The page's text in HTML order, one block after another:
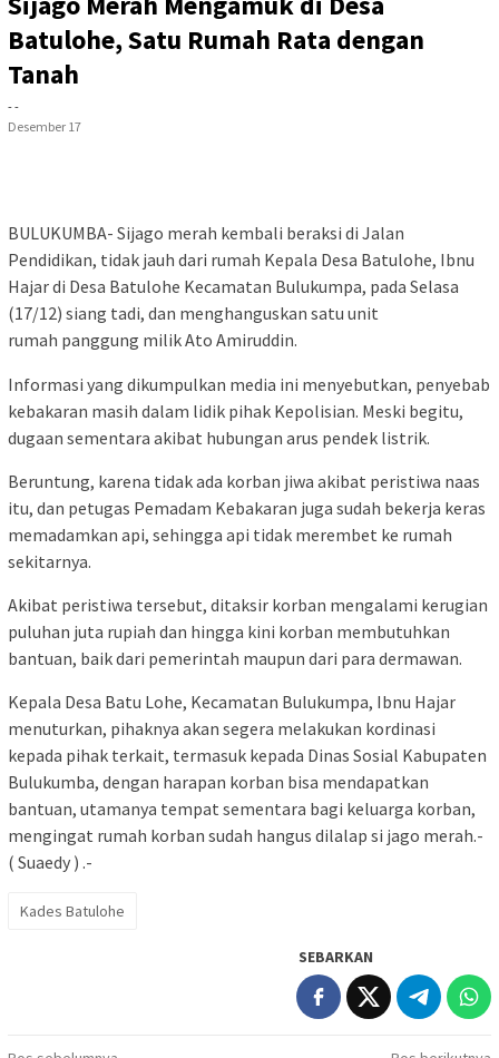
Batulohe, Satu Rumah Rata dengan
Tanah
- -
Desember 17
BULUKUMBA- Sijago merah kembali beraksi di Jalan
Pendidikan, tidak jauh dari rumah Kepala Desa Batulohe, Ibnu
Hajar di Desa Batulohe Kecamatan Bulukumpa, pada Selasa
(17/12) siang tadi, dan menghanguskan satu unit
rumah panggung milik Ato Amiruddin.
Informasi yang dikumpulkan media ini menyebutkan, penyebab
kebakaran masih dalam lidik pihak Kepolisian. Meski begitu,
dugaan sementara akibat hubungan arus pendek listrik.
Beruntung, karena tidak ada korban jiwa akibat peristiwa naas
itu, dan petugas Pemadam Kebakaran juga sudah bekerja keras
memadamkan api, sehingga api tidak merembet ke rumah
sekitarnya.
Akibat peristiwa tersebut, ditaksir korban mengalami kerugian
puluhan juta rupiah dan hingga kini korban membutuhkan
bantuan, baik dari pemerintah maupun dari para dermawan.
Kepala Desa Batu Lohe, Kecamatan Bulukumpa, Ibnu Hajar
menuturkan, pihaknya akan segera melakukan kordinasi
kepada pihak terkait, termasuk kepada Dinas Sosial Kabupaten
Bulukumba, dengan harapan korban bisa mendapatkan
bantuan, utamanya tempat sementara bagi keluarga korban,
mengingat rumah korban sudah hangus dilalap si jago merah.-
( Suaedy ) .-
Kades Batulohe
SEBARKAN